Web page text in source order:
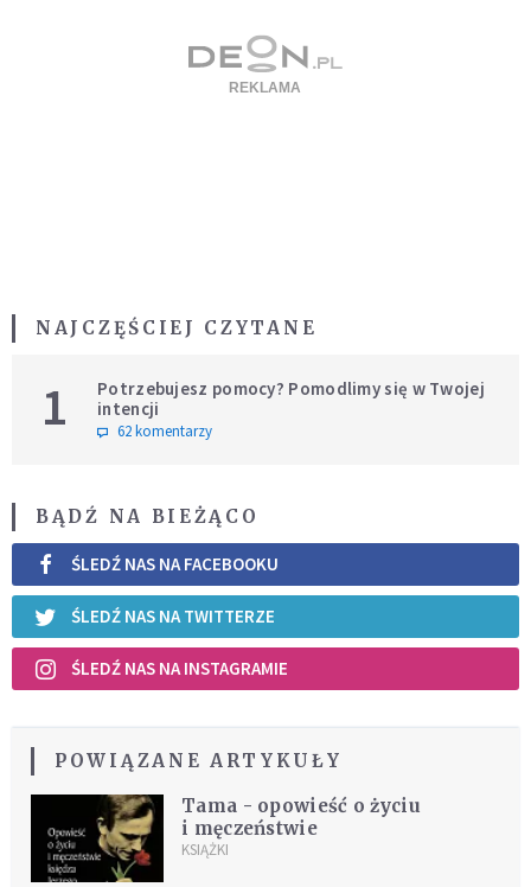
NAJCZĘŚCIEJ CZYTANE
1
Potrzebujesz pomocy? Pomodlimy się w Twojej
intencji
62 komentarzy
BĄDŹ NA BIEŻĄCO
ŚLEDŹ NAS NA FACEBOOKU
ŚLEDŹ NAS NA TWITTERZE
ŚLEDŹ NAS NA INSTAGRAMIE
POWIĄZANE ARTYKUŁY
Tama - opowieść o życiu
i męczeństwie
KSIĄŻKI